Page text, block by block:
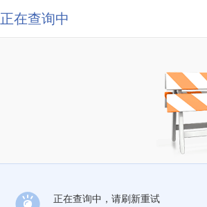
正在查询中
正在查询中，请刷新重试